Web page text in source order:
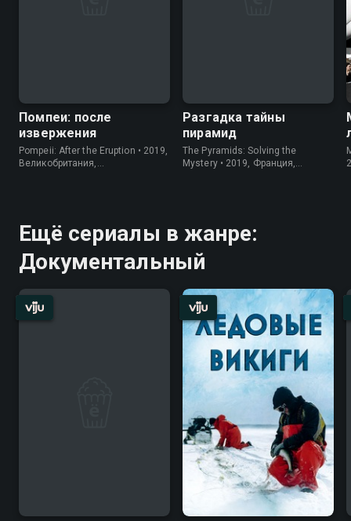
Помпеи: после
извержения
Pompeii: After the Eruption • 2019,
Великобритания,
Разгадка тайны
пирамид
The Pyramids: Solving the
Mystery • 2019, Франция,
Ещё сериалы в жанре:
Документальный